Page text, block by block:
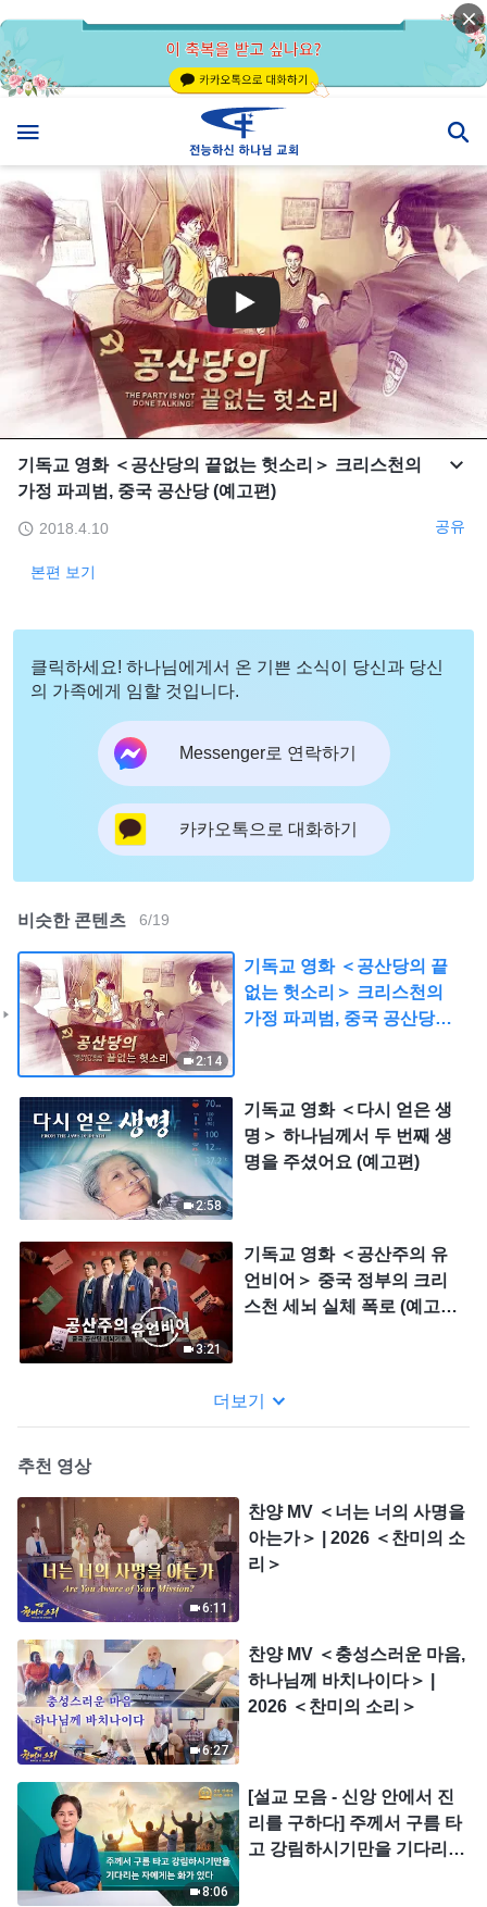
기독교 영화 ＜공산당의 끝없는 헛소리＞ 크리스천의
가정 파괴범, 중국 공산당 (예고편)
2018.4.10 공유
본편 보기
클릭하세요! 하나님에게서 온 기쁜 소식이 당신과 당신
의 가족에게 임할 것입니다.
Messenger로 연락하기
카카오톡으로 대화하기
비슷한 콘텐츠 6/19
2:14
기독교 영화 ＜공산당의 끝
없는 헛소리＞ 크리스천의
가정 파괴범, 중국 공산당
2:58
기독교 영화 ＜다시 얻은 생
명＞ 하나님께서 두 번째 생
명을 주셨어요 (예고편)
3:21
기독교 영화 ＜공산주의 유
언비어＞ 중국 정부의 크리
스천 세뇌 실체 폭로 (예고
더보기
추천 영상
6:11
찬양 MV ＜너는 너의 사명을
아는가＞ | 2026 ＜찬미의 소
리＞
6:27
찬양 MV ＜충성스러운 마음,
하나님께 바치나이다＞ |
2026 ＜찬미의 소리＞
8:06
[설교 모음 - 신앙 안에서 진
리를 구하다] 주께서 구름 타
고 강림하시기만을 기다리는